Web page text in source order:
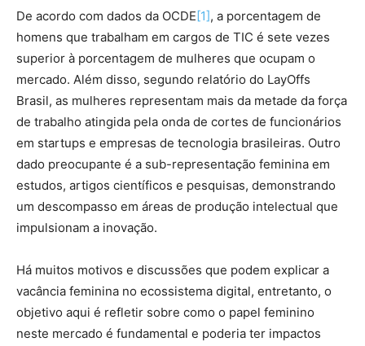
De acordo com dados da OCDE[1], a porcentagem de
homens que trabalham em cargos de TIC é sete vezes
superior à porcentagem de mulheres que ocupam o
mercado. Além disso, segundo relatório do LayOffs
Brasil, as mulheres representam mais da metade da força
de trabalho atingida pela onda de cortes de funcionários
em startups e empresas de tecnologia brasileiras. Outro
dado preocupante é a sub-representação feminina em
estudos, artigos científicos e pesquisas, demonstrando
um descompasso em áreas de produção intelectual que
impulsionam a inovação.
Há muitos motivos e discussões que podem explicar a
vacância feminina no ecossistema digital, entretanto, o
objetivo aqui é refletir sobre como o papel feminino
neste mercado é fundamental e poderia ter impactos